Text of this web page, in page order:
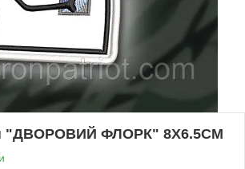
"ДВОРОВИЙ ФЛОРК" 8Х6.5СМ